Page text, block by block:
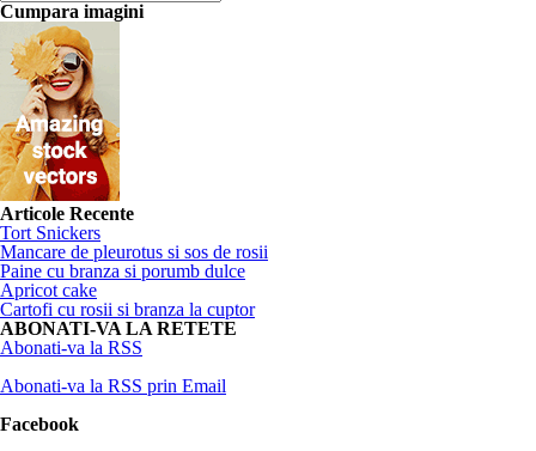
Cumpara imagini
Articole Recente
Tort Snickers
Mancare de pleurotus si sos de rosii
Paine cu branza si porumb dulce
Apricot cake
Cartofi cu rosii si branza la cuptor
ABONATI-VA LA RETETE
Abonati-va la RSS
Abonati-va la RSS prin Email
Facebook